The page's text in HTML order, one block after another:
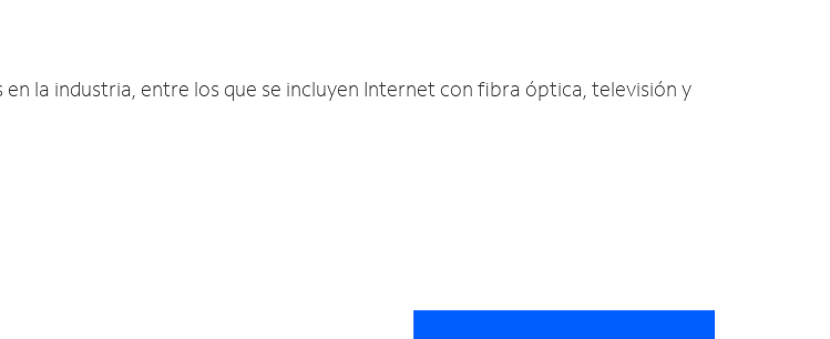
la industria, entre los que se incluyen Internet con fibra óptica, televisión y